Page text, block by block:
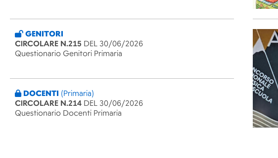
GENITORI
CIRCOLARE N.215 DEL 30/06/2026
Questionario Genitori Primaria
DOCENTI (Primaria)
CIRCOLARE N.214 DEL 30/06/2026
Questionario Docenti Primaria